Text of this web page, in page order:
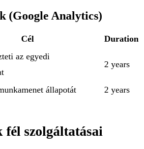
(Google Analytics)
Cél Duration
az egyedi
2 years
állapotát 2 years
szolgáltatásai